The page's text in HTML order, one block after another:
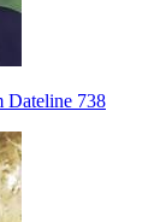
Dateline 738